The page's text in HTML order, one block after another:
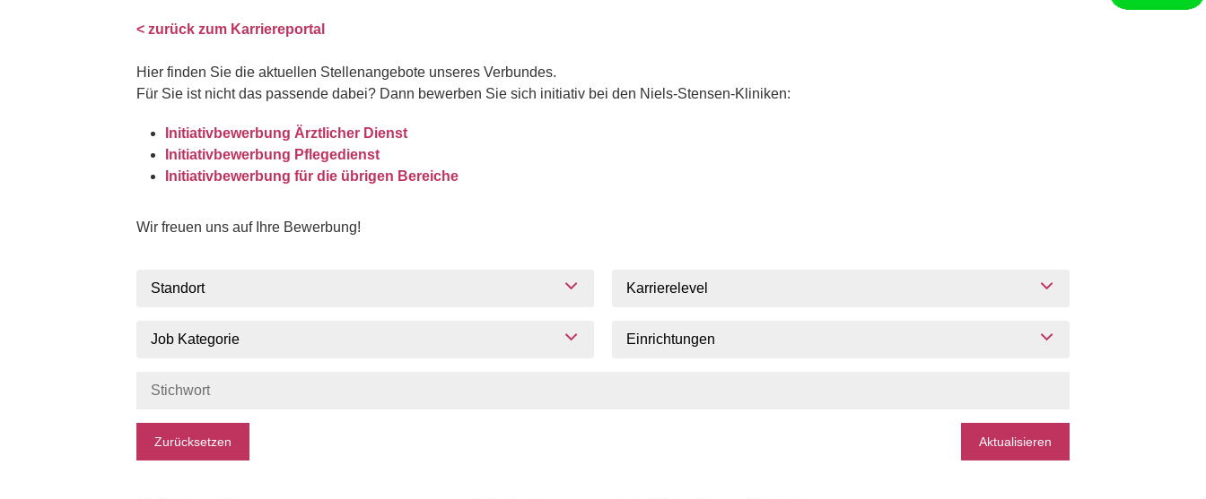
< zurück zum Karriereportal
Hier finden Sie die aktuellen Stellenangebote unseres Verbundes.
Für Sie ist nicht das passende dabei? Dann bewerben Sie sich initiativ bei den Niels-Stensen-Kliniken:
Initiativbewerbung Ärztlicher Dienst
Initiativbewerbung Pflegedienst
Initiativbewerbung für die übrigen Bereiche
Wir freuen uns auf Ihre Bewerbung!
Standort Karrierelevel
Job Kategorie Einrichtungen
Zurücksetzen Aktualisieren